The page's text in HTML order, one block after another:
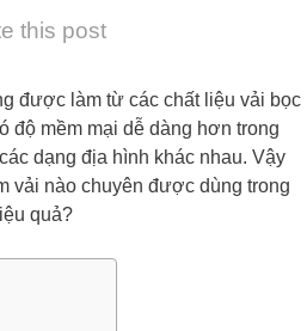
this post
được làm từ các chất liệu vải bọc
độ mềm mại dễ dàng hơn trong
dạng địa hình khác nhau. Vậy
vải nào chuyên được dùng trong
quả?